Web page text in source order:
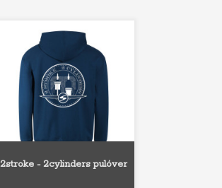
2stroke - 2cylinders pulóver